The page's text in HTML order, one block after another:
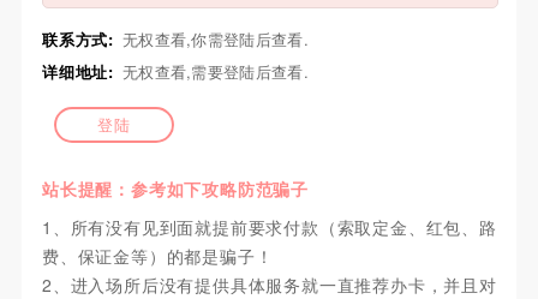
联系方式: 无权查看,你需登陆后查看.
详细地址: 无权查看,需要登陆后查看.
登陆
站长提醒：参考如下攻略防范骗子
1、所有没有见到面就提前要求付款（索取定金、红包、路
费、保证金等）的都是骗子！
2、进入场所后没有提供具体服务就一直推荐办卡，并且对